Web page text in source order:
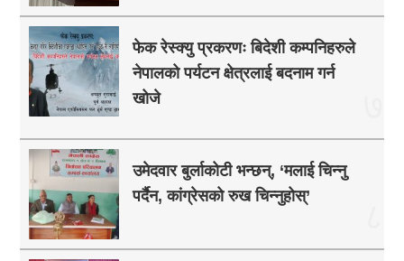
फेक रेस्क्यु प्रकरणः बिदेशी कम्पनिहरुले
नेपालको पर्यटन क्षेत्रलाई बदनाम गर्न
खोजे
उमेदवार बुर्लाकोटी भन्छन्, ‘मलाई चिन्नु
पर्दैन, कांग्रेसको रुख चिन्नुहोस्’